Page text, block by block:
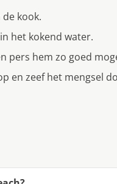
kook.
het kokend water.
pers hem zo goed
en zeef het mengsel